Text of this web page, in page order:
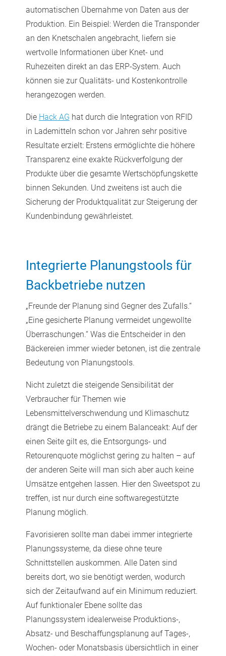
automatischen Übernahme von Daten aus der
Produktion. Ein Beispiel: Werden die Transponder
an den Knetschalen angebracht, liefern sie
wertvolle Informationen über Knet- und
Ruhezeiten direkt an das ERP-System. Auch
können sie zur Qualitäts- und Kostenkontrolle
herangezogen werden.
Die Hack AG hat durch die Integration von RFID
in Lademitteln schon vor Jahren sehr positive
Resultate erzielt: Erstens ermöglichte die höhere
Transparenz eine exakte Rückverfolgung der
Produkte über die gesamte Wertschöpfungskette
binnen Sekunden. Und zweitens ist auch die
Sicherung der Produktqualität zur Steigerung der
Kundenbindung gewährleistet.
Integrierte Planungstools für
Backbetriebe nutzen
„Freunde der Planung sind Gegner des Zufalls.“
„Eine gesicherte Planung vermeidet ungewollte
Überraschungen.“ Was die Entscheider in den
Bäckereien immer wieder betonen, ist die zentrale
Bedeutung von Planungstools.
Nicht zuletzt die steigende Sensibilität der
Verbraucher für Themen wie
Lebensmittelverschwendung und Klimaschutz
drängt die Betriebe zu einem Balanceakt: Auf der
einen Seite gilt es, die Entsorgungs- und
Retourenquote möglichst gering zu halten – auf
der anderen Seite will man sich aber auch keine
Umsätze entgehen lassen. Hier den Sweetspot zu
treffen, ist nur durch eine softwaregestützte
Planung möglich.
Favorisieren sollte man dabei immer integrierte
Planungssysteme, da diese ohne teure
Schnittstellen auskommen. Alle Daten sind
bereits dort, wo sie benötigt werden, wodurch
sich der Zeitaufwand auf ein Minimum reduziert.
Auf funktionaler Ebene sollte das
Planungssystem idealerweise Produktions-,
Absatz- und Beschaffungsplanung auf Tages-,
Wochen- oder Monatsbasis übersichtlich in einer